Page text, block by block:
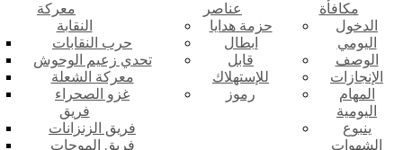
معركة
النقابة
حرب النقابات
تحدي زعيم الوحوش
معركة الشعلة
غزو الصحراء
فريق
فريق الزنزانات
فريق الموجات
عناصر
حزمة هدايا
ابطال
قابل
للإستهلاك
رموز
مكافأة
الدخول
اليومي
الوصف
الإنجازات
المهام
اليومية
ينبوع
الشهوات